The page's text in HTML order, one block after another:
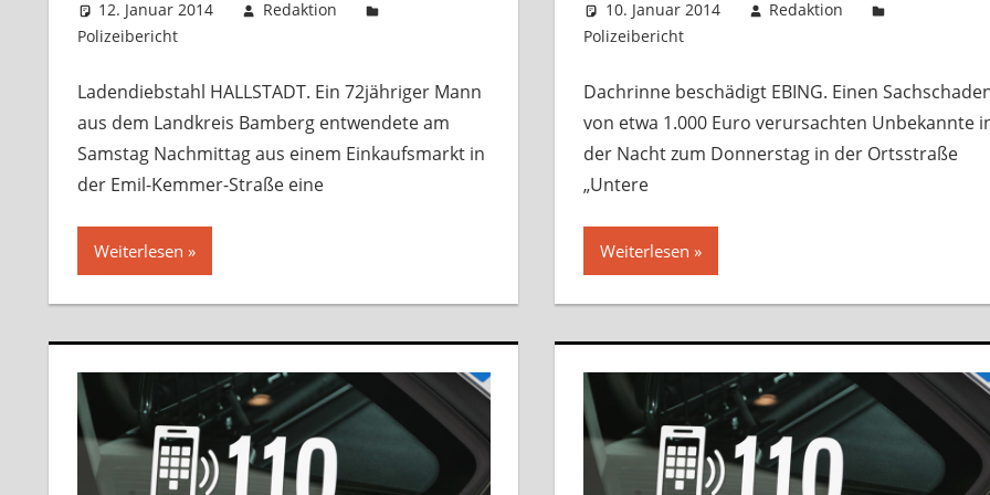
12. Januar 2014
Redaktion
Polizeibericht
Ladendiebstahl HALLSTADT. Ein 72jähriger Mann
aus dem Landkreis Bamberg entwendete am
Samstag Nachmittag aus einem Einkaufsmarkt in
der Emil-Kemmer-Straße eine
Weiterlesen
10. Januar 2014
Redaktion
Polizeibericht
Dachrinne beschädigt EBING. Einen
von etwa 1.000 Euro verursachten Unbekannte
der Nacht zum Donnerstag in der Ortsstraße
„Untere
Weiterlesen